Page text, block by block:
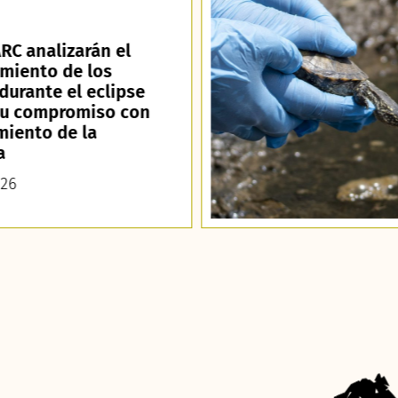
analizarán el
de los
el eclipse
compromiso con
de la